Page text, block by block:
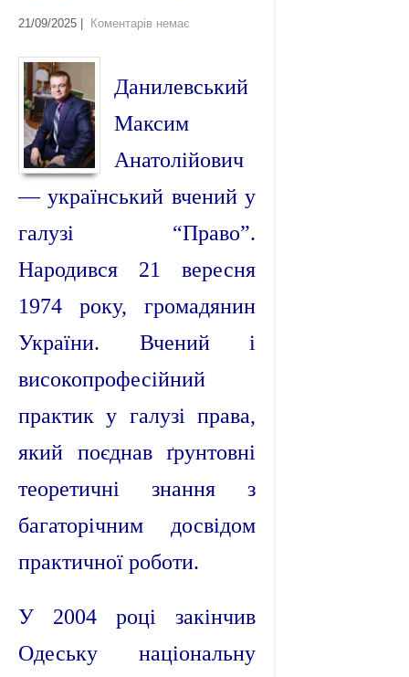
21/09/2025 Коментарів немає
Данилевський
Максим
Анатолійович
— український вчений у
галузі “Право”.
Народився 21 вересня
1974 року, громадянин
України. Вчений і
високопрофесійний
практик у галузі права,
який поєднав ґрунтовні
теоретичні знання з
багаторічним досвідом
практичної роботи.
У 2004 році закінчив
Одеську національну